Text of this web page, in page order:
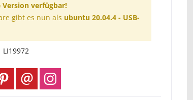
Version verfügbar!
gibt es nun als ubuntu 20.04.4 - USB-
LI19972